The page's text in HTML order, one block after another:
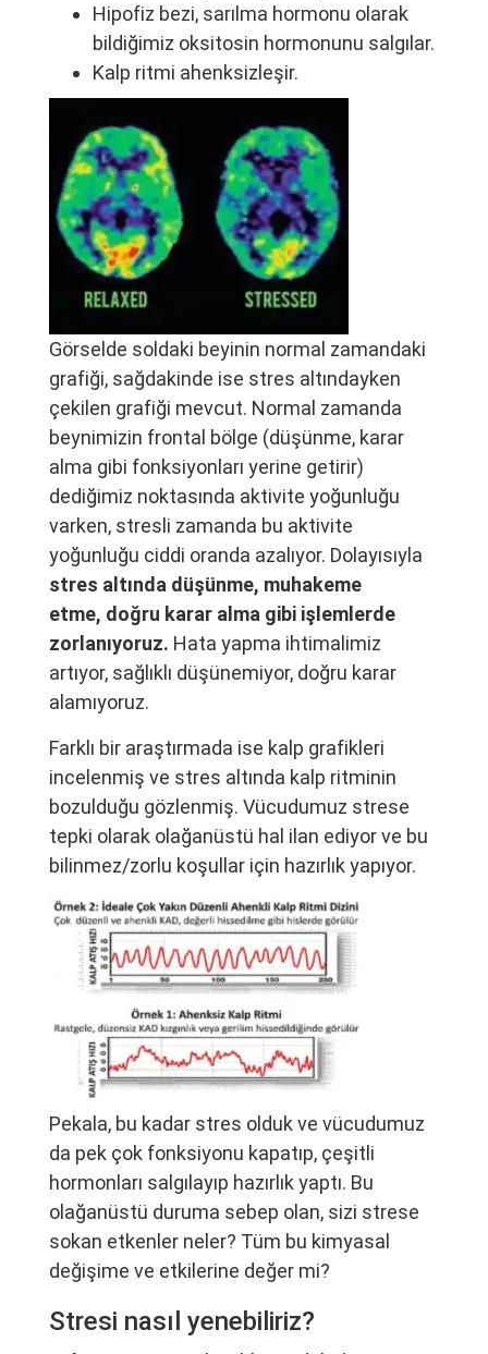
Hipofiz bezi, sarılma hormonu olarak
bildiğimiz oksitosin hormonunu salgılar.
Kalp ritmi ahenksizleşir.
Görselde soldaki beyinin normal zamandaki
grafiği, sağdakinde ise stres altındayken
çekilen grafiği mevcut. Normal zamanda
beynimizin frontal bölge (düşünme, karar
alma gibi fonksiyonları yerine getirir)
dediğimiz noktasında aktivite yoğunluğu
varken, stresli zamanda bu aktivite
yoğunluğu ciddi oranda azalıyor. Dolayısıyla
stres altında düşünme, muhakeme
etme, doğru karar alma gibi işlemlerde
zorlanıyoruz. Hata yapma ihtimalimiz
artıyor, sağlıklı düşünemiyor, doğru karar
alamıyoruz.
Farklı bir araştırmada ise kalp grafikleri
incelenmiş ve stres altında kalp ritminin
bozulduğu gözlenmiş. Vücudumuz strese
tepki olarak olağanüstü hal ilan ediyor ve bu
bilinmez/zorlu koşullar için hazırlık yapıyor.
Pekala, bu kadar stres olduk ve vücudumuz
da pek çok fonksiyonu kapatıp, çeşitli
hormonları salgılayıp hazırlık yaptı. Bu
olağanüstü duruma sebep olan, sizi strese
sokan etkenler neler? Tüm bu kimyasal
değişime ve etkilerine değer mi?
Stresi nasıl yenebiliriz?